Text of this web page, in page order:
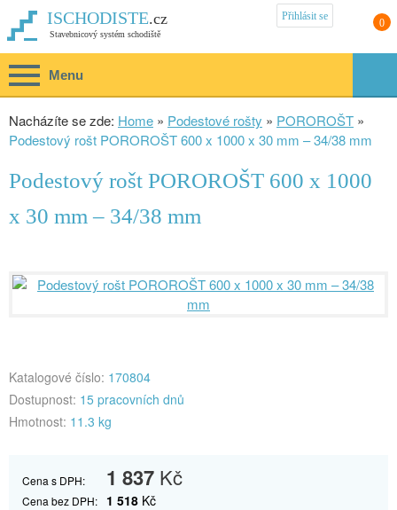
ISCHODISTE Přihlásit se
0
Menu
Nacházíte se zde: Home » Podestové rošty » POROROŠT »
Podestový rošt POROROŠT 600 x 1000 x 30 mm – 34/38 mm
Podestový rošt POROROŠT 600 x 1000
x 30 mm – 34/38 mm
Katalogové číslo: 170804
Dostupnost: 15 pracovních dnů
Hmotnost: 11.3 kg
Cena s DPH: 1 837 Kč
Cena bez DPH: 1 518 Kč